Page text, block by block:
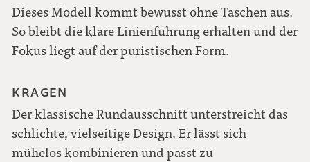
Dieses Modell kommt bewusst ohne Taschen aus.
So bleibt die klare Linienführung erhalten und der
Fokus liegt auf der puristischen Form.
KRAGEN
Der klassische Rundausschnitt unterstreicht das
schlichte, vielseitige Design. Er lässt sich
mühelos kombinieren und passt zu